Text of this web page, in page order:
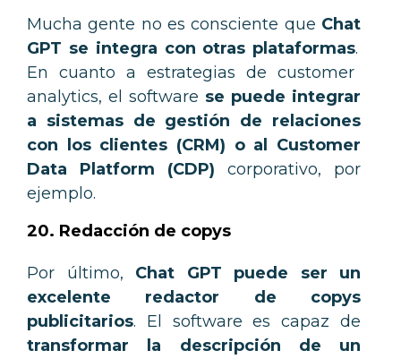
Mucha gente no es consciente que Chat
GPT se integra con otras plataformas.
En cuanto a estrategias de customer
analytics, el software se puede integrar
a sistemas de gestión de relaciones
con los clientes (CRM) o al Customer
Data Platform (CDP) corporativo, por
ejemplo.
20. Redacción de copys
Por último, Chat GPT puede ser un
excelente redactor de copys
publicitarios. El software es capaz de
transformar la descripción de un